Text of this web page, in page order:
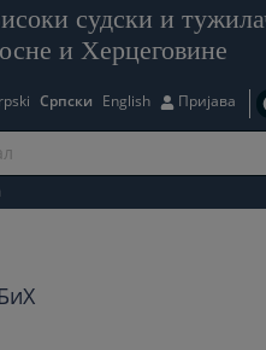
судски и
и Херцеговине
Српски English Пријава